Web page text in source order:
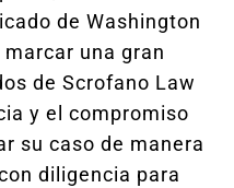
de Washington
marcar una gran
de Scrofano Law
y el compromiso
su caso de manera
diligencia para